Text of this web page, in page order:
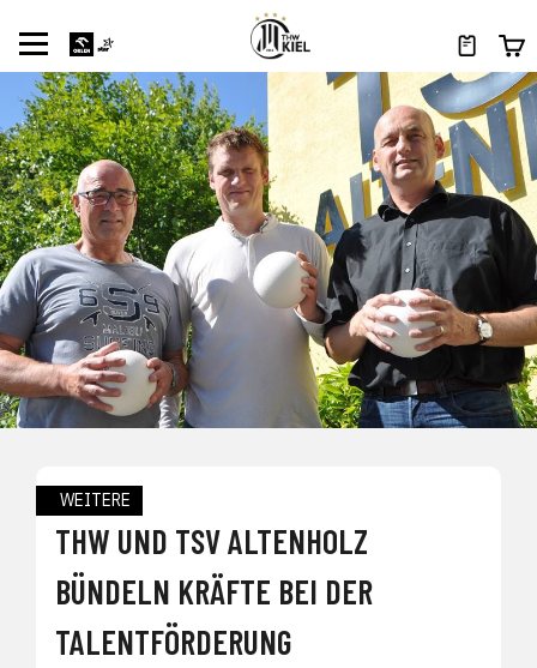
WEITERE
THW UND TSV ALTENHOLZ
BÜNDELN KRÄFTE BEI DER
TALENTFÖRDERUNG